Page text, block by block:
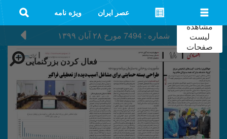
عصر ایران ویژه نامه
شماره : 7494 مورخ ۲۸ آبان ۱۳۹۹
فعال کردن بزرگنمایی
مشاهده
لیست
صفحات